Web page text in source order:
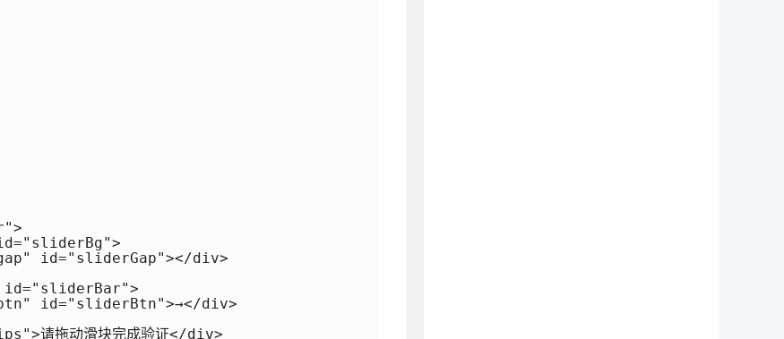
id="sliderGap"></div>
id="sliderBtn">→</div>
请拖动滑块完成验证</div>